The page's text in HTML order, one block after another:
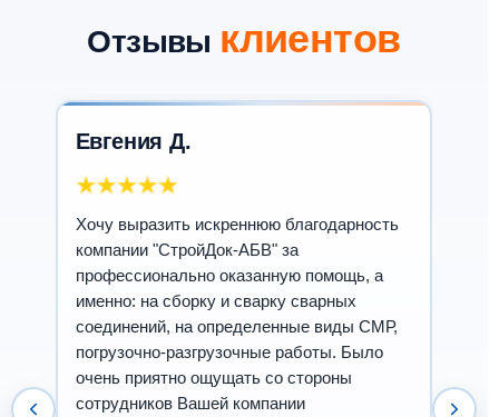
Отзывы клиентов
Евгения Д.
Хочу выразить искреннюю благодарность
компании "СтройДок-АБВ" за
профессионально оказанную помощь, а
именно: на сборку и сварку сварных
соединений, на определенные виды СМР,
погрузочно-разгрузочные работы. Было
очень приятно ощущать со стороны
сотрудников Вашей компании